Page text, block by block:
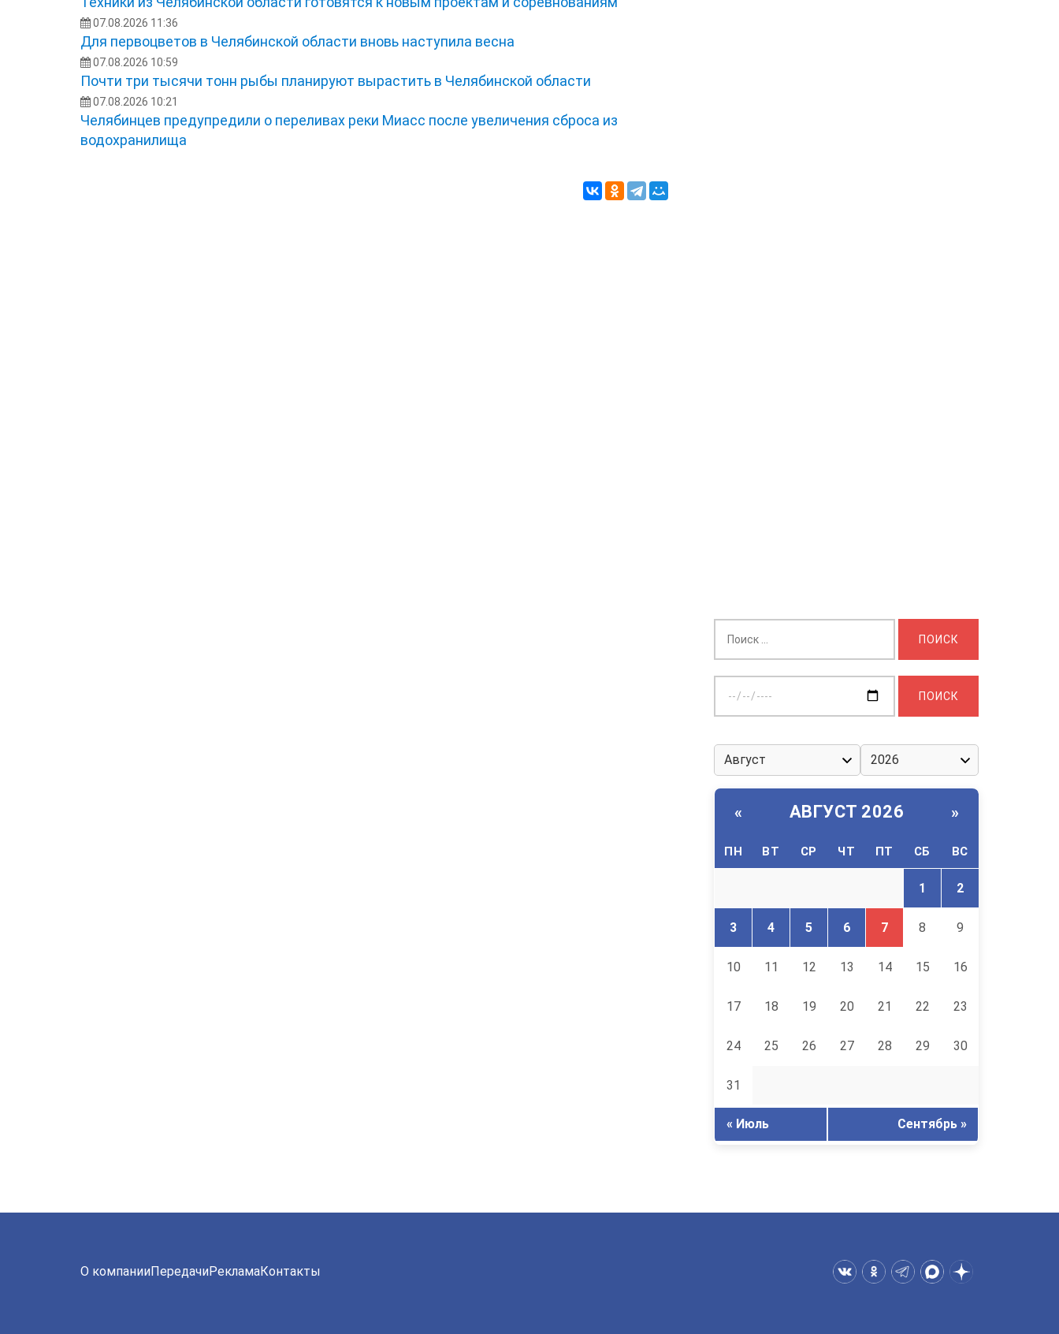
07.08.2026 11:36
Для первоцветов в Челябинской области вновь наступила весна
07.08.2026 10:59
Почти три тысячи тонн рыбы планируют вырастить в Челябинской области
07.08.2026 10:21
Челябинцев предупредили о переливах реки Миасс после увеличения сброса из
водохранилища
дату:
« АВГУСТ 2026 »
ПН ВТ СР ЧТ ПТ СБ ВС
1 2
3 4 5 6 7 8 9
10 11 12 13 14 15 16
17 18 19 20 21 22 23
24 25 26 27 28 29 30
31
« Июль Сентябрь »
О компанииПередачиРекламаКонтакты